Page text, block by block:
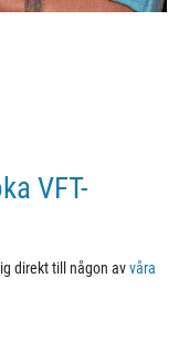
VFT-
direkt till någon avvåra